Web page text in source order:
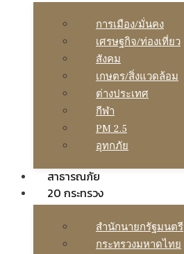
การเมือง/มั่นคง
เศรษฐกิจ/ท่องเที่ยว
สังคม
เกษตร/สิ่งแวดล้อม
ต่างประเทศ
กีฬา
PM 2.5
อุทกภัย
สาธารณภัย
20 กระทรวง
สํานักนายกรัฐมนตรี
กระทรวงมหาดไทย